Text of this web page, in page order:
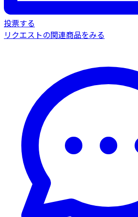
投票する
リクエストの関連商品をみる